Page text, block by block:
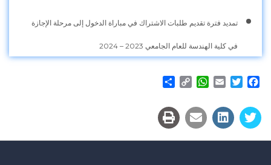
تمديد فترة تقديم طلبات الاشتراك في مباراة الدخول إلى مرحلة الإجازة
في كلية الهندسة للعام الجامعي 2023 – 2024
Facebook
Twitter
Email
WhatsApp
Copy